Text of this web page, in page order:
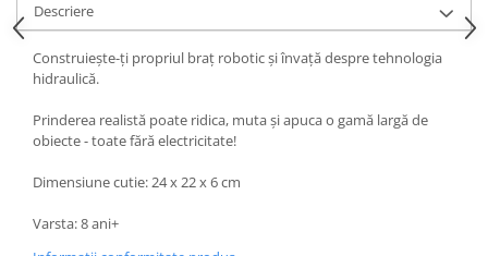
Descriere
Construiește-ți propriul braț robotic și învață despre tehnologia
hidraulică.
Prinderea realistă poate ridica, muta și apuca o gamă largă de
obiecte - toate fără electricitate!
Dimensiune cutie: 24 x 22 x 6 cm
Varsta: 8 ani+